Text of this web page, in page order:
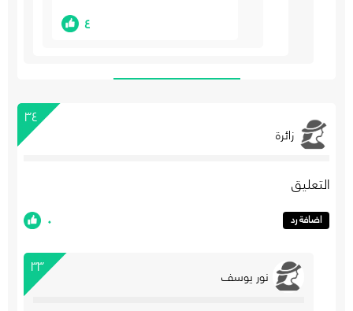
٤
٣٤
زائرة
التعليق
اضافة رد ٠
٣٣ نور يوسف